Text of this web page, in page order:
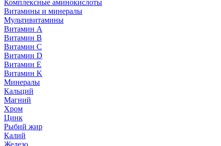
Комплексные аминокислоты
Витамины и минералы
Мультивитамины
Витамин A
Витамин B
Витамин C
Витамин D
Витамин E
Витамин K
Минералы
Кальций
Магний
Хром
Цинк
Рыбий жир
Калий
Железо